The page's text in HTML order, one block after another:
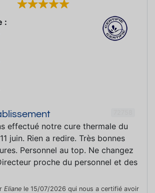
:
effectué notre cure thermale du
juin. Rien a redire. Très bonnes
Personnel au top. Ne changez
proche du personnel et des
Eliane le 15/07/2026 qui nous a certifié avoir